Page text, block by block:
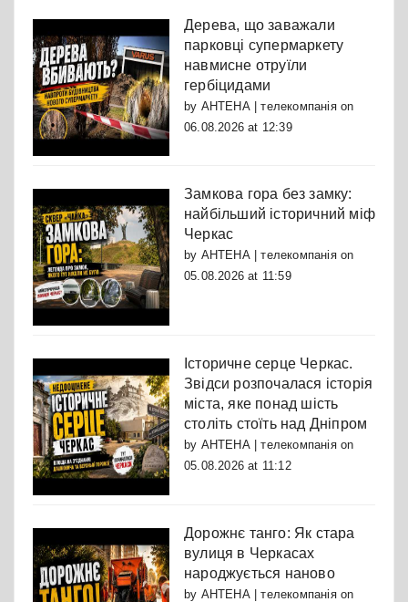
Дерева, що заважали
парковці супермаркету
навмисне отруїли
гербіцидами
by АНТЕНА | телекомпаніяon
06.08.2026 at 12:39
Замкова гора без замку:
найбільший історичний міф
Черкас
by АНТЕНА | телекомпаніяon
05.08.2026 at 11:59
Історичне серце Черкас.
Звідси розпочалася історія
міста, яке понад шість
століть стоїть над Дніпром
by АНТЕНА | телекомпаніяon
05.08.2026 at 11:12
Дорожнє танго: Як стара
вулиця в Черкасах
народжується наново
by АНТЕНА | телекомпаніяon